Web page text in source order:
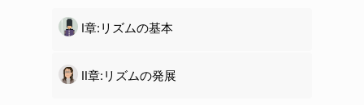
Ⅰ章:リズムの基本
Ⅱ章:リズムの発展